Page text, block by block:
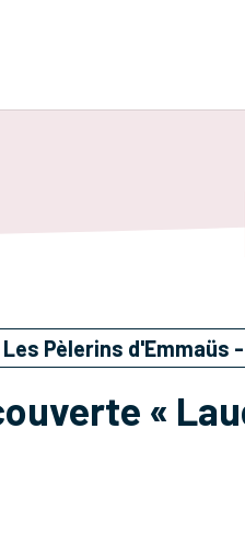
Les Pèlerins
«